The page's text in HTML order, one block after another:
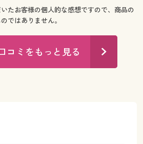
たお客様の個人的な感想ですので、商品の
ではありません。
コミをもっと見る